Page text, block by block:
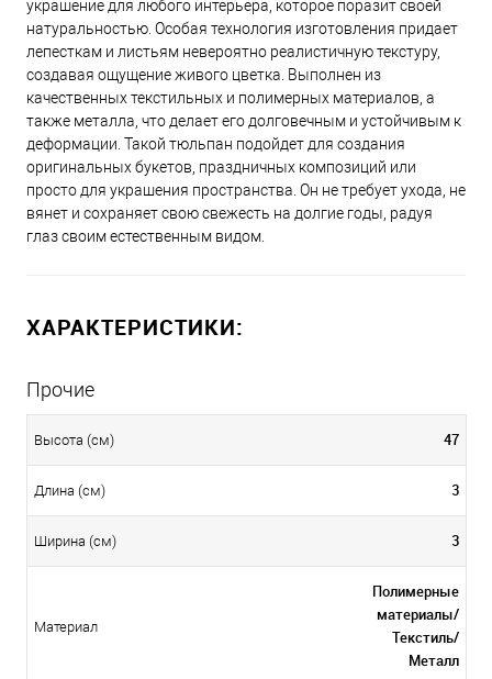
украшение для любого интерьера, которое поразит своей
натуральностью. Особая технология изготовления придает
лепесткам и листьям невероятно реалистичную текстуру,
создавая ощущение живого цветка. Выполнен из
качественных текстильных и полимерных материалов, а
также металла, что делает его долговечным и устойчивым к
деформации. Такой тюльпан подойдет для создания
оригинальных букетов, праздничных композиций или
просто для украшения пространства. Он не требует ухода, не
вянет и сохраняет свою свежесть на долгие годы, радуя
глаз своим естественным видом.
ХАРАКТЕРИСТИКИ:
Прочие
Высота (см) 47
Длина (см) 3
Ширина (см) 3
Материал
Полимерные
материалы/
Текстиль/
Металл